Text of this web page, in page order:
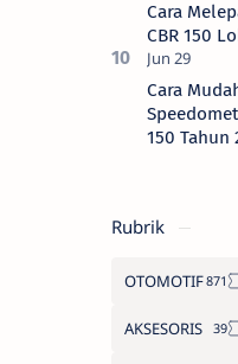
Cara
CBR 150
Cara
150 Tahun
Rubrik
OTOMOTIF
AKSESORIS